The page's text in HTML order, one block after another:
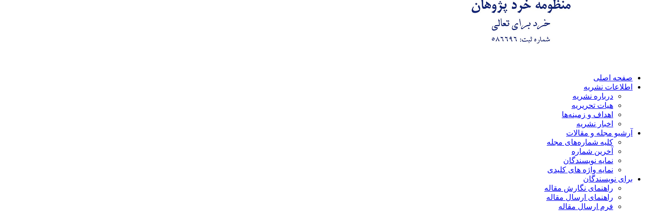
صفحه اصلی
اطلاعات نشریه
درباره نشریه
هیات تحریریه
اهداف و زمینه‌ها
اخبار نشریه
آرشیو مجله و مقالات
کلیه شماره‌های مجله
آخرین شماره
نمایه نویسندگان
نمایه واژه های کلیدی
برای نویسندگان
راهنمای نگارش مقاله
راهنمای ارسال مقاله
فرم ارسال مقاله